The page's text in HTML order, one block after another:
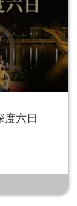
度六日